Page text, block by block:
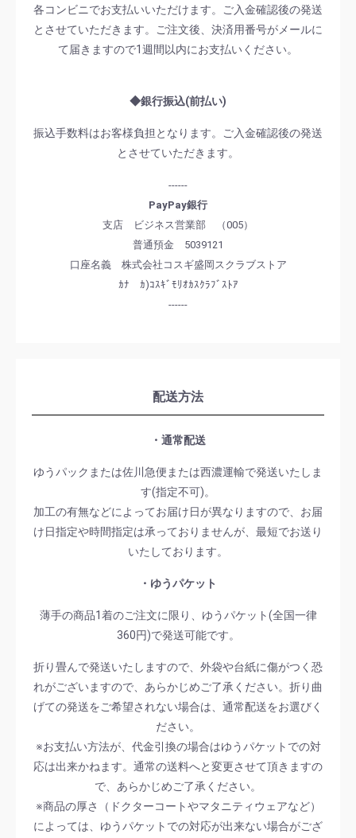
各コンビニでお支払いいただけます。ご入金確認後の発送
とさせていただきます。ご注文後、決済用番号がメールに
て届きますので1週間以内にお支払いください。
◆銀行振込(前払い)
振込手数料はお客様負担となります。ご入金確認後の発送
とさせていただきます。
------
PayPay銀行
支店 ビジネス営業部 （005）
普通預金 5039121
口座名義 株式会社コスギ盛岡スクラブストア
ｶﾅ ｶ)ｺｽｷﾞﾓﾘｵｶｽｸﾗﾌﾞｽﾄｱ
------
配送方法
・通常配送
ゆうパックまたは佐川急便または西濃運輸で発送いたしま
す(指定不可)。
加工の有無などによってお届け日が異なりますので、お届
け日指定や時間指定は承っておりませんが、最短でお送り
いたしております。
・ゆうパケット
薄手の商品1着のご注文に限り、ゆうパケット(全国一律
360円)で発送可能です。
折り畳んで発送いたしますので、外袋や台紙に傷がつく恐
れがございますので、あらかじめご了承ください。折り曲
げての発送をご希望されない場合は、通常配送をお選びく
ださい。
※お支払い方法が、代金引換の場合はゆうパケットでの対
応は出来かねます。通常の送料へと変更させて頂きますの
で、あらかじめご了承ください。
※商品の厚さ（ドクターコートやマタニティウェアなど）
によっては、ゆうパケットでの対応が出来ない場合がござ